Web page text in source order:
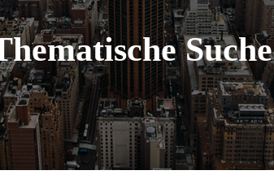
Suche